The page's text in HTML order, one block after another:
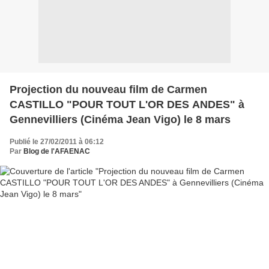
Projection du nouveau film de Carmen
CASTILLO "POUR TOUT L'OR DES ANDES" à
Gennevilliers (Cinéma Jean Vigo) le 8 mars
Publié le 27/02/2011 à 06:12
Par Blog de l'AFAENAC